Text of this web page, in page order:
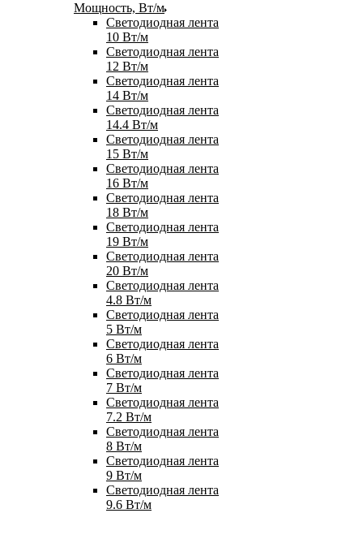
Мощность, Вт/м
Светодиодная лента
10 Вт/м
Светодиодная лента
12 Вт/м
Светодиодная лента
14 Вт/м
Светодиодная лента
14.4 Вт/м
Светодиодная лента
15 Вт/м
Светодиодная лента
16 Вт/м
Светодиодная лента
18 Вт/м
Светодиодная лента
19 Вт/м
Светодиодная лента
20 Вт/м
Светодиодная лента
4.8 Вт/м
Светодиодная лента
5 Вт/м
Светодиодная лента
6 Вт/м
Светодиодная лента
7 Вт/м
Светодиодная лента
7.2 Вт/м
Светодиодная лента
8 Вт/м
Светодиодная лента
9 Вт/м
Светодиодная лента
9.6 Вт/м